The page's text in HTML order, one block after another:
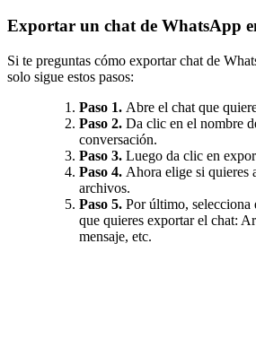
Exportar un chat de WhatsApp
Si te preguntas cómo exportar chat de
solo sigue estos pasos:
Paso 1. Abre el chat que
Paso 2. Da clic en el nombre
conversación.
Paso 3. Luego da clic en
Paso 4. Ahora elige si quieres
archivos.
Paso 5. Por último, selecciona
que quieres exportar el chat:
mensaje, etc.